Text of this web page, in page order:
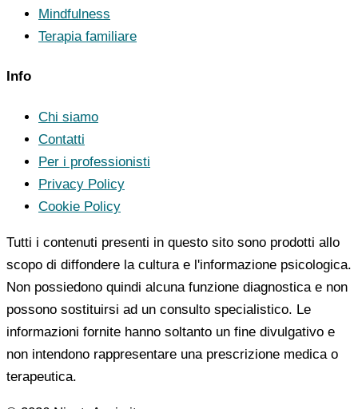
Mindfulness
Terapia familiare
Info
Chi siamo
Contatti
Per i professionisti
Privacy Policy
Cookie Policy
Tutti i contenuti presenti in questo sito sono prodotti allo
scopo di diffondere la cultura e l'informazione psicologica.
Non possiedono quindi alcuna funzione diagnostica e non
possono sostituirsi ad un consulto specialistico. Le
informazioni fornite hanno soltanto un fine divulgativo e
non intendono rappresentare una prescrizione medica o
terapeutica.